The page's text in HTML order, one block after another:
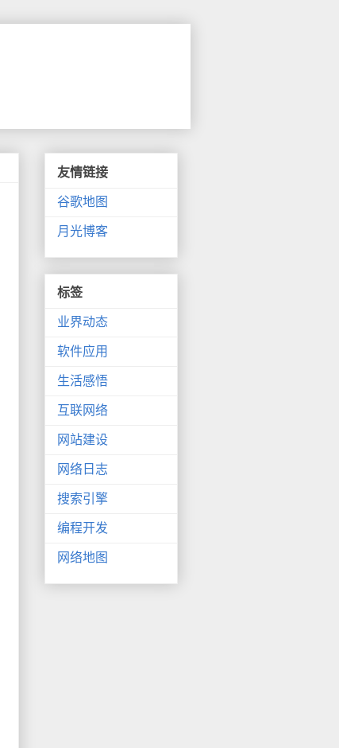
友情链接
谷歌地图
月光博客
标签
业界动态
软件应用
生活感悟
互联网络
网站建设
网络日志
搜索引擎
编程开发
网络地图